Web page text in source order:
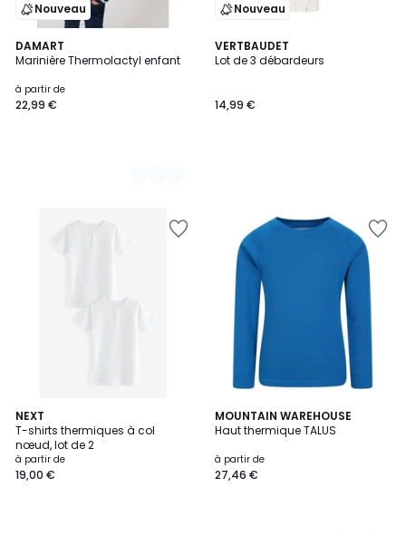
Nouveau
DAMART
Marinière Thermolactyl enfant
à partir de
22,99 €
2
Couleurs
Nouveau
VERTBAUDET
Lot de 3 débardeurs
14,99 €
NEXT
T-shirts thermiques à col
nœud, lot de 2
à partir de
19,00 €
MOUNTAIN WAREHOUSE
Haut thermique TALUS
à partir de
27,46 €
3
Couleurs